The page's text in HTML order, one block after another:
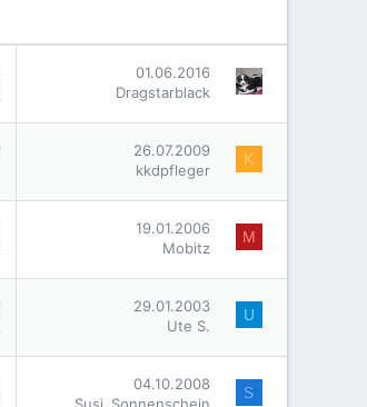
01.06.2016
Dragstarblack
26.07.2009
kkdpfleger
K
19.01.2006
Mobitz
M
29.01.2003
Ute S.
U
04.10.2008
S